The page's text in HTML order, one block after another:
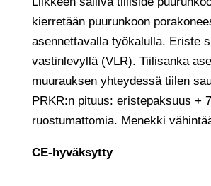
kierretään puurunkoon
asennettavalla työkalulla. Eriste
vastinlevyllä (VLR). Tiilisanka
muurauksen yhteydessä tiilen
PRKR:n pituus: eristepaksuus +
ruostumattomia. Menekki
CE-hyväksytty